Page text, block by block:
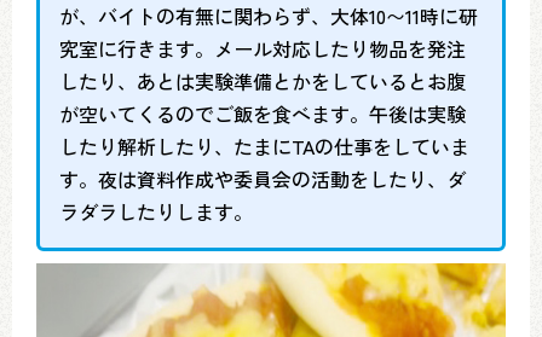
が、バイトの有無に関わらず、大体10〜11時に研
究室に行きます。メール対応したり物品を発注
したり、あとは実験準備とかをしているとお腹
が空いてくるのでご飯を食べます。午後は実験
したり解析したり、たまにTAの仕事をしていま
す。夜は資料作成や委員会の活動をしたり、ダ
ラダラしたりします。